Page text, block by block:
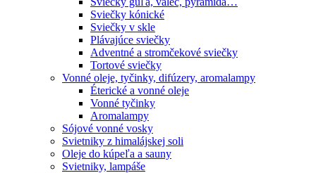
Sviečky kónické
Sviečky v skle
Plávajúce sviečky
Adventné a stromčekové sviečky
Tortové sviečky
Vonné oleje, tyčinky, difúzery, aromalampy
Éterické a vonné oleje
Vonné tyčinky
Aromalampy
Sójové vonné vosky
Svietniky z himalájskej soli
Oleje do kúpeľa a sauny
Svietniky, lampáše